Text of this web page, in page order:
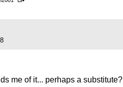
me of it... perhaps a substitute?